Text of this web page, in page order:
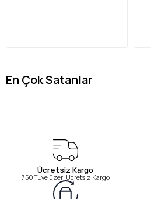
En Çok Satanlar
Ücretsiz Kargo
750 TL ve üzeri Ücretsiz Kargo